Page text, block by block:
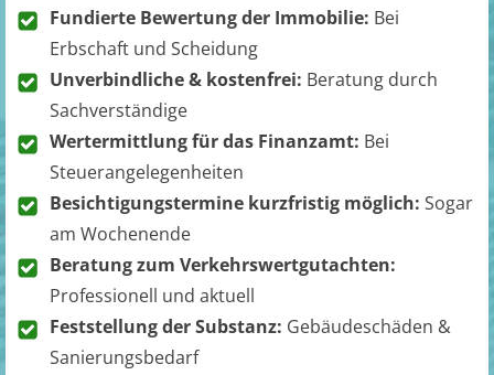
Fundierte Bewertung der Immobilie: Bei
Erbschaft und Scheidung
Unverbindliche & kostenfrei: Beratung durch
Sachverständige
Wertermittlung für das Finanzamt: Bei
Steuerangelegenheiten
Besichtigungstermine kurzfristig möglich: Sogar
am Wochenende
Beratung zum Verkehrswertgutachten:
Professionell und aktuell
Feststellung der Substanz: Gebäudeschäden &
Sanierungsbedarf